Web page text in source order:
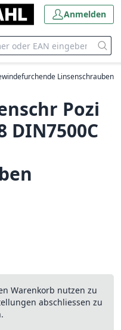
Anmelden
Linsenschrauben
Pozi
DIN7500C
Warenkorb nutzen zu
abschliessen zu